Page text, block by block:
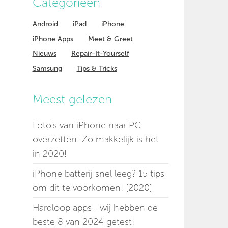
Android iPad
iPhone
iPhone Apps
Meet & Greet
Nieuws
Repair-It-Yourself
Samsung
Tips & Tricks
Meest gelezen
Foto's van iPhone naar PC
overzetten: Zo makkelijk is het
in 2020!
iPhone batterij snel leeg? 15 tips
om dit te voorkomen! [2020]
Hardloop apps - wij hebben de
beste 8 van 2024 getest!